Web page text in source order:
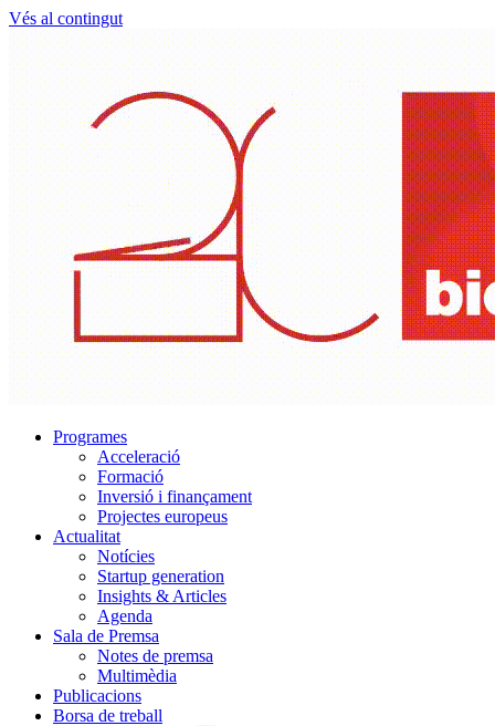
Vés al contingut
Programes
Acceleració
Formació
Inversió i finançament
Projectes europeus
Actualitat
Notícies
Startup generation
Insights & Articles
Agenda
Sala de Premsa
Notes de premsa
Multimèdia
Publicacions
Borsa de treball